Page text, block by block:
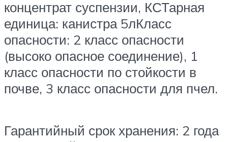
концентрат суспензии, КСТарная
единица: канистра 5лКласс
опасности: 2 класс опасности
(высоко опасное соединение), 1
класс опасности по стойкости в
почве, 3 класс опасности для пчел.
Гарантийный срок хранения: 2 года